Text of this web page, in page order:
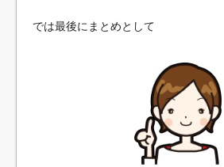
では最後にまとめとして